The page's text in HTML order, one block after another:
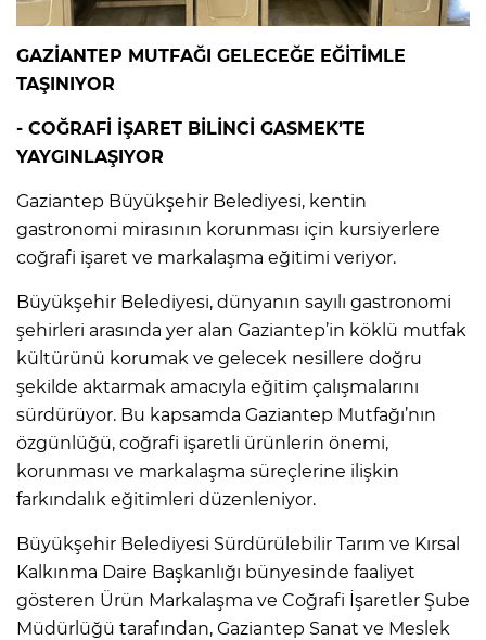
GAZİANTEP MUTFAĞI GELECEĞE EĞİTİMLE
TAŞINIYOR
- COĞRAFİ İŞARET BİLİNCİ GASMEK’TE
YAYGINLAŞIYOR
Gaziantep Büyükşehir Belediyesi, kentin
gastronomi mirasının korunması için kursiyerlere
coğrafi işaret ve markalaşma eğitimi veriyor.
Büyükşehir Belediyesi, dünyanın sayılı gastronomi
şehirleri arasında yer alan Gaziantep’in köklü mutfak
kültürünü korumak ve gelecek nesillere doğru
şekilde aktarmak amacıyla eğitim çalışmalarını
sürdürüyor. Bu kapsamda Gaziantep Mutfağı’nın
özgünlüğü, coğrafi işaretli ürünlerin önemi,
korunması ve markalaşma süreçlerine ilişkin
farkındalık eğitimleri düzenleniyor.
Büyükşehir Belediyesi Sürdürülebilir Tarım ve Kırsal
Kalkınma Daire Başkanlığı bünyesinde faaliyet
gösteren Ürün Markalaşma ve Coğrafi İşaretler Şube
Müdürlüğü tarafından, Gaziantep Sanat ve Meslek